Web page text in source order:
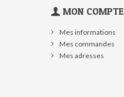
MON COMPTE
Mes informations
Mes commandes
Mes adresses